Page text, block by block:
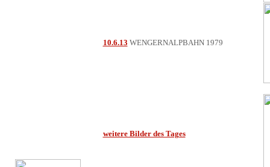
10.6.13 WENGERNALPBAHN 1979
weitere Bilder des Tages